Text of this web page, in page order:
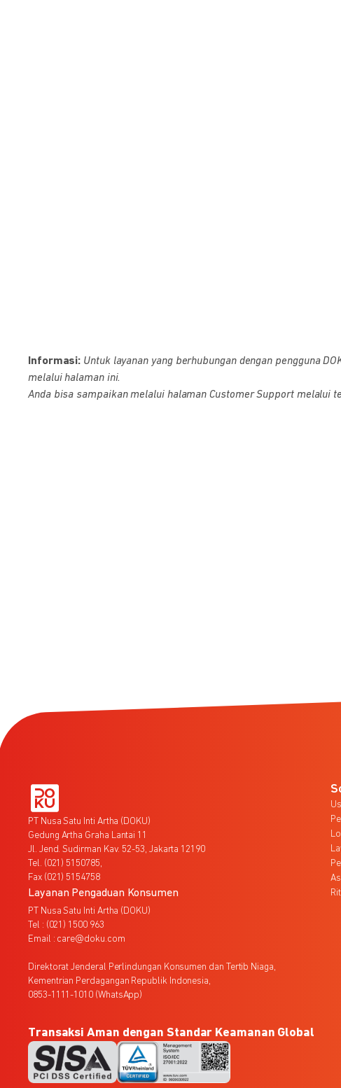
Informasi: Untuk layanan yang berhubungan dengan pengguna
melalui halaman ini.
Anda bisa sampaikan melalui halaman Customer Support melalui
PT Nusa Satu Inti Artha (DOKU)
Gedung Artha Graha Lantai 11
Jl. Jend. Sudirman Kav. 52-53, Jakarta 12190
Tel. (021) 5150785,
Fax (021) 5154758
Layanan Pengaduan Konsumen
PT Nusa Satu Inti Artha (DOKU)
Tel : (021) 1500 963
Email : care@doku.com
Direktorat Jenderal Perlindungan Konsumen dan Tertib Niaga,
Kementrian Perdagangan Republik Indonesia,
0853-1111-1010 (WhatsApp)
Transaksi Aman dengan Standar Keamanan Global